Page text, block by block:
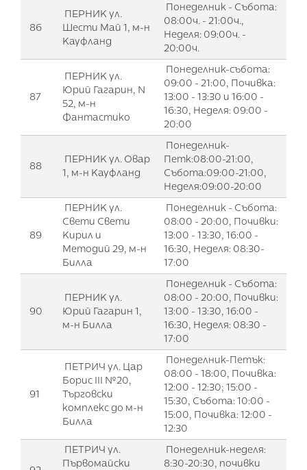
86
ПЕРНИК ул.
Шести Май 1, м-н
Кауфланд
Понеделник - Събота:
08:00ч. - 21:00ч.,
Неделя: 09:00ч. -
20:00ч.
87
ПЕРНИК ул.
Юрий Гагарин, N
52, м-н
Фантастико
Понеделник-събота:
09:00 - 21:00, Почивка:
13:00 - 13:30 и 16:00 -
16:30, Неделя: 09:00 -
20:00
88
ПЕРНИК ул. Овар
1, м-н Кауфланд
Понеделник-
Петк:08:00-21:00,
Събота:09:00-21:00,
Неделя:09:00-20:00
89
ПЕРНИК ул.
Свети Свети
Кирил и
Методий 29, м-н
Билла
Понеделник - Събота:
08:00 - 20:00, Почивки:
13:00 - 13:30, 16:00 -
16:30, Неделя: 08:30-
17:00
90
ПЕРНИК ул.
Юрий Гагарин 1,
м-н Билла
Понеделник - Събота:
08:00 - 20:00, Почивки:
13:00 - 13:30, 16:00 -
16:30, Неделя: 08:30 -
17:00
91
ПЕТРИЧ ул. Цар
Борис III №20,
Търговски
комплекс до м-н
Билла
Понеделник-Петък:
08:00 - 18:00, Почивка:
12:00 - 12:30; 15:00 -
15:30, Събота: 10:00 -
15:00, Почивка: 12:00 -
12:30
ПЕТРИЧ ул.
Първомайски
Понеделник-неделя:
8:30-20:30, почивки